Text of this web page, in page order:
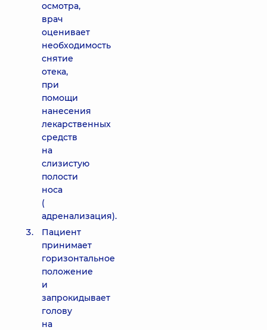
осмотра,
врач
оценивает
необходимость
снятие
отека,
при
помощи
нанесения
лекарственных
средств
на
слизистую
полости
носа
(
адренализация).
Пациент
принимает
горизонтальное
положение
и
запрокидывает
голову
на